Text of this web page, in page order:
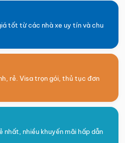
tốt từ các nhà xe uy tín và chu
rẻ. Visa trọn gói, thủ tục đơn
nhất, nhiều khuyến mãi hấp dẫn